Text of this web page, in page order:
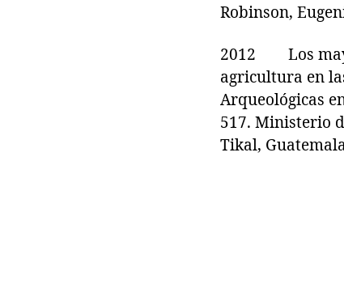
Robinson,
2012 Los
agricultura en
Arqueológicas
517. Ministerio
Tikal,